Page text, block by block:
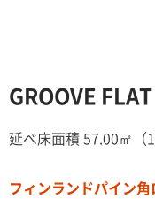
GROOVE FLAT
延べ床面積 57.00㎡（
フィンランドパイン